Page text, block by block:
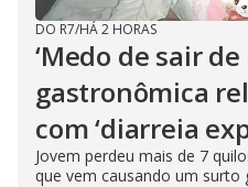
DO R7/HÁ 2 HORAS
‘Medo de sair
gastronômica
com ‘diarreia
Jovem perdeu mais de 7
que vem causando um surto